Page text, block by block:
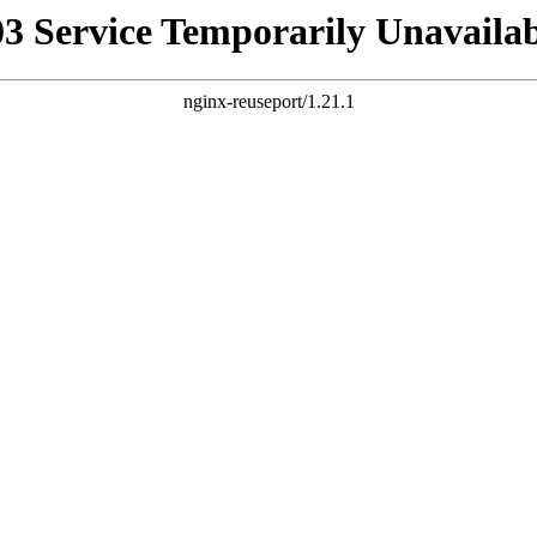
Service Temporarily
nginx-reuseport/1.21.1